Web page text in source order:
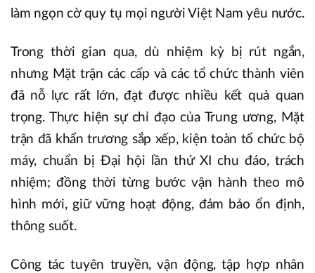
làm ngọn cờ quy tụ mọi người Việt Nam yêu nước.
Trong thời gian qua, dù nhiệm kỳ bị rút ngắn,
nhưng Mặt trận các cấp và các tổ chức thành viên
đã nỗ lực rất lớn, đạt được nhiều kết quả quan
trọng. Thực hiện sự chỉ đạo của Trung ương, Mặt
trận đã khẩn trương sắp xếp, kiện toàn tổ chức bộ
máy, chuẩn bị Đại hội lần thứ XI chu đáo, trách
nhiệm; đồng thời từng bước vận hành theo mô
hình mới, giữ vững hoạt động, đảm bảo ổn định,
thông suốt.
Công tác tuyên truyền, vận động, tập hợp nhân